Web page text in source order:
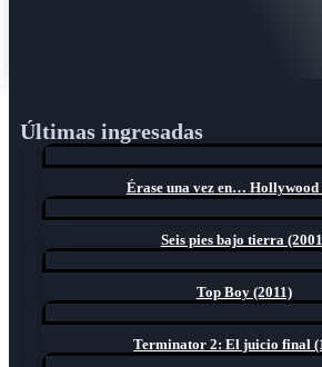
Últimas ingresadas
Érase una vez en… Hollywood
Seis pies bajo tierra
Top Boy (2011)
Terminator 2: El juicio final